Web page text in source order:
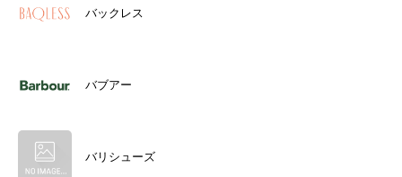
バックレス
バブアー
バリシューズ